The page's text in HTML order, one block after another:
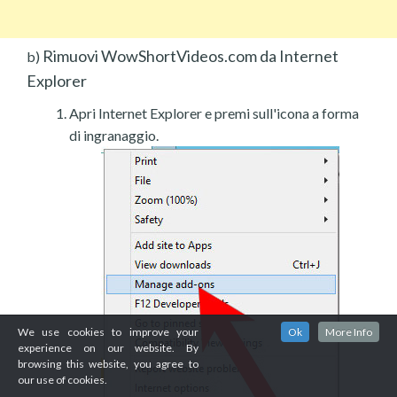
b) Rimuovi WowShortVideos.com da Internet
Explorer
Apri Internet Explorer e premi sull'icona a forma
di ingranaggio.
We use cookies to improve your
experience on our website. By
browsing this website, you agree to
our use of cookies.
Ok More Info